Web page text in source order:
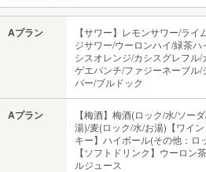
Aプラン
【サワー】レモンサワー/ラ
ジサワー/ウーロンハイ/緑茶
シスオレンジ/カシスグレフル
ゲエパンチ/ファジーネーブル
バー/ブルドック
Aプラン
【梅酒】梅酒(ロック/水/ソー
湯)/麦(ロック/水/お湯)【ワイ
キー】ハイボール(その他：ロ
【ソフトドリンク】ウーロン
ルジュース